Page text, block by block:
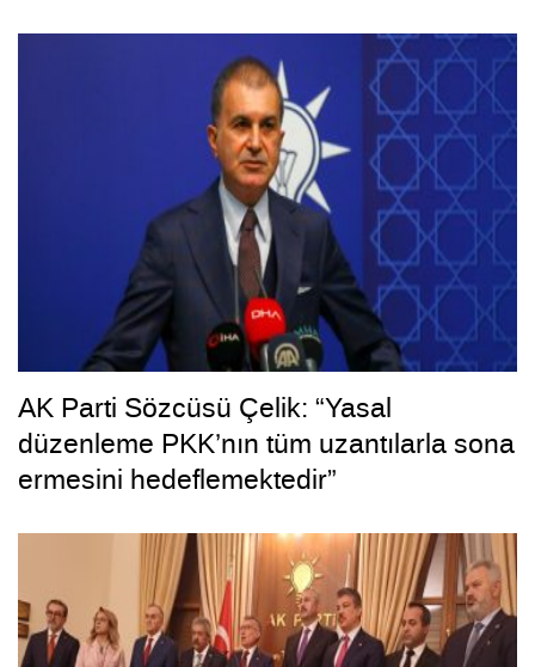
AK Parti Sözcüsü Çelik: “Yasal
düzenleme PKK’nın tüm uzantılarla sona
ermesini hedeflemektedir”